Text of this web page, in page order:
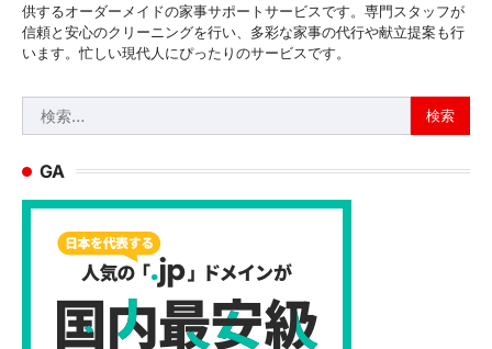
供するオーダーメイドの家事サポートサービスです。専門スタッフが
信頼と安心のクリーニングを行い、多彩な家事の代行や献立提案も行
います。忙しい現代人にぴったりのサービスです。
索:
GA